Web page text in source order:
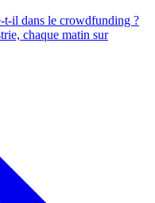
t-il dans le crowdfunding ?
chaque matin sur